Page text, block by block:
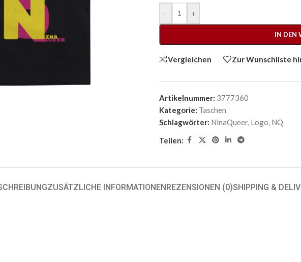
- +
IN DEN
Vergleichen Zur Wunschliste
Artikelnummer: 3777360
Kategorie: Taschen
Schlagwörter: NinaQueer, Logo, NQ
Teilen:
ZUSÄTZLICHE INFORMATIONENREZENSIONEN (0)SHIPPING &